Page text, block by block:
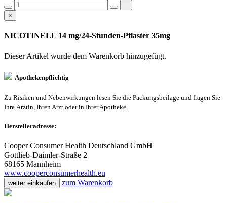
×
NICOTINELL 14 mg/24-Stunden-Pflaster 35mg
Dieser Artikel wurde dem Warenkorb hinzugefügt.
Apothekenpflichtig
Zu Risiken und Nebenwirkungen lesen Sie die Packungsbeilage und fragen Sie
Ihre Ärztin, Ihren Arzt oder in Ihrer Apotheke.
Herstelleradresse:
Cooper Consumer Health Deutschland GmbH
Gottlieb-Daimler-Straße 2
68165 Mannheim
www.cooperconsumerhealth.eu
weiter einkaufen zum Warenkorb